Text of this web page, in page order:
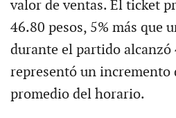
valor de ventas. El ticket
46.80 pesos, 5% más que
durante el partido alcanzó
representó un incremento
promedio del horario.